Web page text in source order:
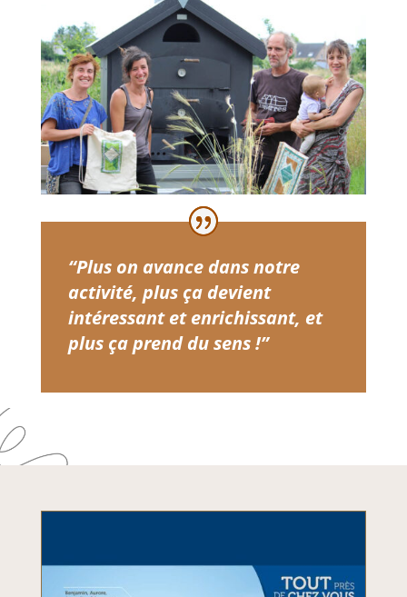
“Plus on avance dans notre
activité, plus ça devient
intéressant et enrichissant, et
plus ça prend du sens !”